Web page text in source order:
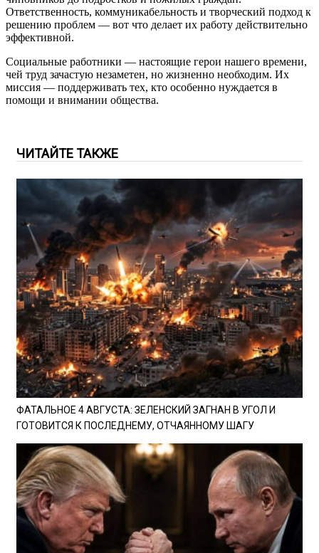
Ответственность, коммуникабельность и творческий подход к
решению проблем — вот что делает их работу действительно
эффективной.
Социальные работники — настоящие герои нашего времени,
чей труд зачастую незаметен, но жизненно необходим. Их
миссия — поддерживать тех, кто особенно нуждается в
помощи и внимании общества.
ЧИТАЙТЕ ТАКЖЕ
ФАТАЛЬНОЕ 4 АВГУСТА: ЗЕЛЕНСКИЙ ЗАГНАН В УГОЛ И
ГОТОВИТСЯ К ПОСЛЕДНЕМУ, ОТЧАЯННОМУ ШАГУ